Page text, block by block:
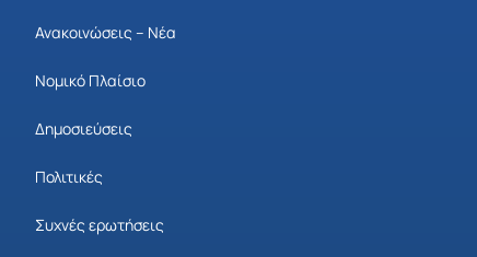
Ανακοινώσεις – Νέα
Νομικό Πλαίσιο
Δημοσιεύσεις
Πολιτικές
Συχνές ερωτήσεις